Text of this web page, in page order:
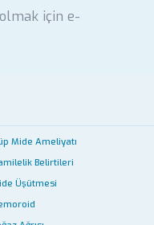
için e-
Mide Ameliyatı
Belirtileri
Üşütmesi